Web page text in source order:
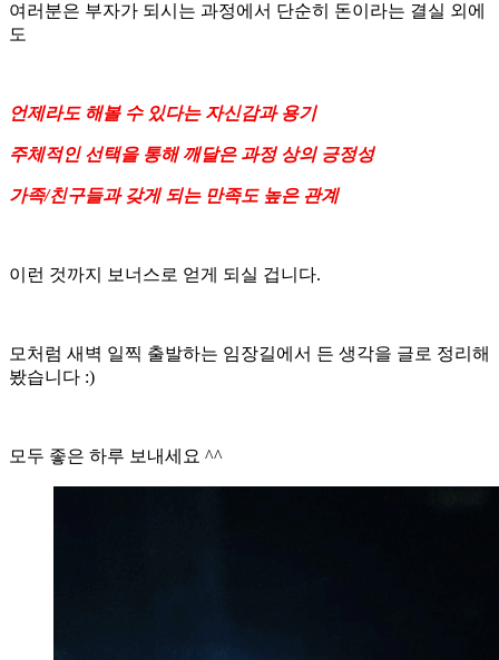
여러분은 부자가 되시는 과정에서 단순히 돈이라는 결실 외에
도
언제라도 해볼 수 있다는 자신감과 용기
주체적인 선택을 통해 깨달은 과정 상의 긍정성
가족/친구들과 갖게 되는 만족도 높은 관계
이런 것까지 보너스로 얻게 되실 겁니다.
모처럼 새벽 일찍 출발하는 임장길에서 든 생각을 글로 정리해
봤습니다 :)
모두 좋은 하루 보내세요 ^^